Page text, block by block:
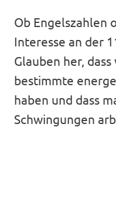
Ob Engelszahlen
Interesse an der
Glauben her,
bestimmte
haben und dass
Schwingungen